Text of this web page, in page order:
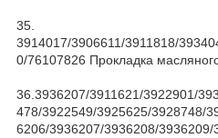
35.
3914017/3906611/3911818/
0/76107826 Прокладка
36.3936207/3911621/3922901/
478/3922549/3925625/3928748/
6206/3936207/3936208/